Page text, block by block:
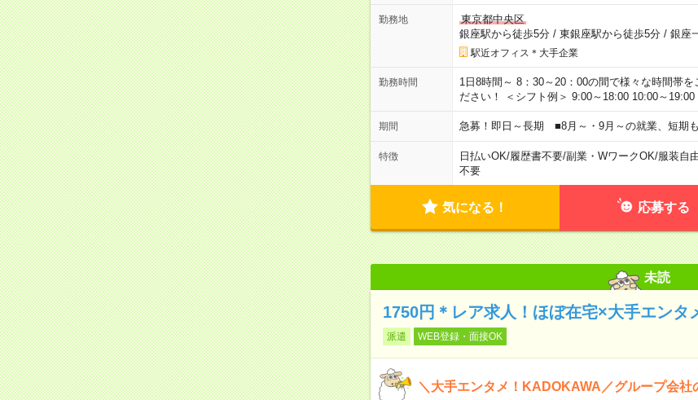
勤務地
東京都中央区
銀座駅から徒歩5分/ 東銀座駅から徒歩5分/ 銀座
駅近オフィス＊大手企業
勤務時間
1日8時間～ 8：30～20：00の間で様々な時間帯
ださい！ ＜シフト例＞ 9:00～18:00 10:00～19:00
期間 急募！即日～長期 ■8月～・9月～の就業、短期
特徴 日払いOK/履歴書不要/副業・WワークOK/服装自
不要
気になる！ 応募する
未読
1750円＊レア求人！ほぼ在宅×大手エンタ
派遣 WEB登録・面接OK
＼大手エンタメ！KADOKAWA／グループ会社